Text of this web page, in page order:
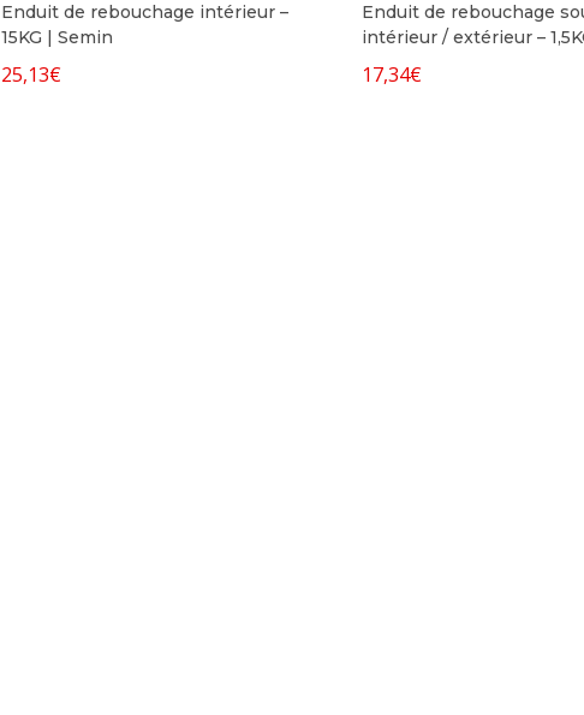
Enduit de rebouchage intérieur –
15KG | Semin
25,13€
Enduit de rebouchage
intérieur / extérieur –
17,34€